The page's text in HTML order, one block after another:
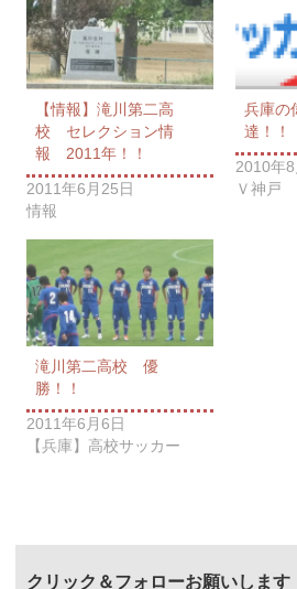
【情報】滝川第二高
校 セレクション情
報 2011年！！
2011年6月25日
情報
兵庫の
達！！
2010年8
Ｖ神戸
滝川第二高校 優
勝！！
2011年6月6日
【兵庫】高校サッカー
クリック＆フォローお願いします